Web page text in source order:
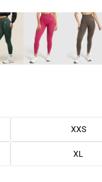
XXS
XL